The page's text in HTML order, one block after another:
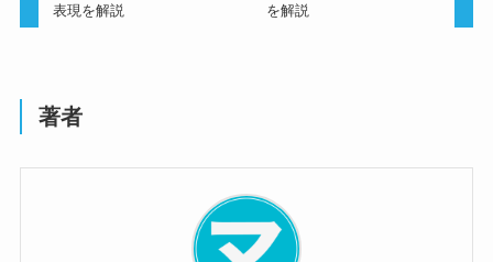
表現を解説
を解説
著者